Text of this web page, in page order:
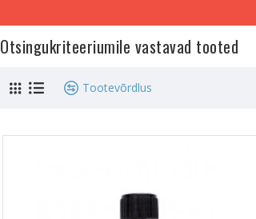
Otsingukriteeriumile vastavad tooted
Tootevõrdlus